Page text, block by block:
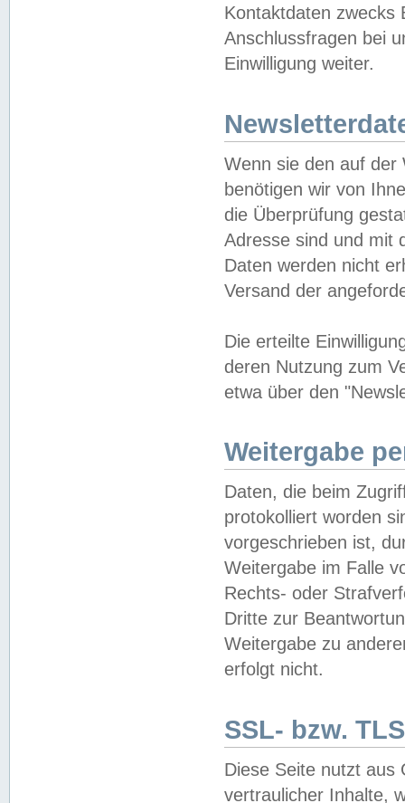
Kontaktdaten zwecks
Anschlussfragen bei
Einwilligung weiter.
Wenn sie den auf der
benötigen wir von
die Überprüfung
Adresse sind und mit
Daten werden nicht
Versand der
Die erteilte
deren Nutzung zum
etwa über den
Weitergabe
Daten, die beim
protokolliert worden
vorgeschrieben ist,
Weitergabe im Falle
Rechts- oder
Dritte zur
Weitergabe zu
erfolgt nicht.
SSL- bzw.
Diese Seite nutzt aus
vertraulicher Inhalte,